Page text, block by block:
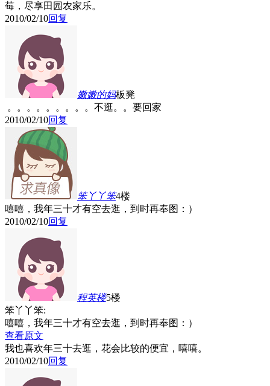
莓，尽享田园农家乐。
2010/02/10回复
嫩嫩的妈板凳
。。。。。。。。。不逛。。要回家
2010/02/10回复
笨丫丫笨4楼
嘻嘻，我年三十才有空去逛，到时再奉图：）
2010/02/10回复
程英楼5楼
笨丫丫笨:
嘻嘻，我年三十才有空去逛，到时再奉图：）
查看原文
我也喜欢年三十去逛，花会比较的便宜，嘻嘻。
2010/02/10回复